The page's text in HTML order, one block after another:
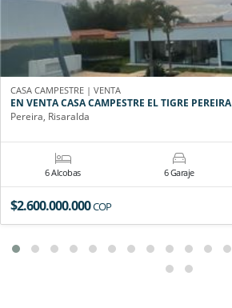
CASA CAMPESTRE | VENTA
EN VENTA CASA CAMPESTRE EL TIGRE PEREIRA
Pereira, Risaralda
6 Alcobas 6 Garaje
$2.600.000.000COP